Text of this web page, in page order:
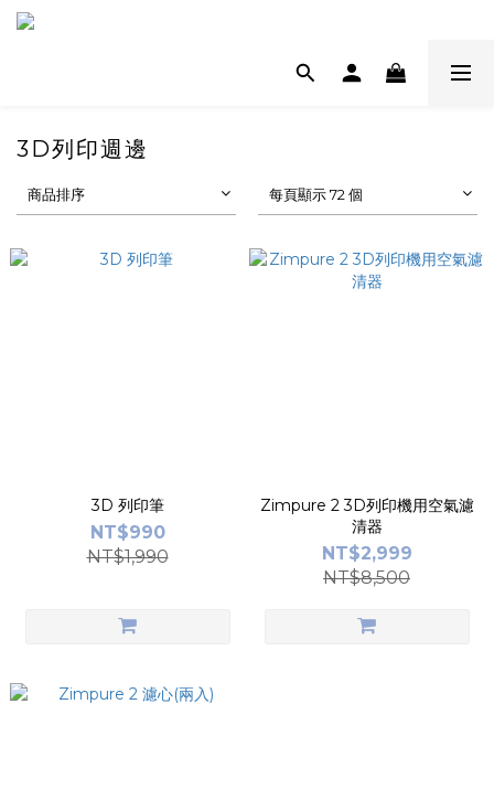
3D列印週邊
商品排序 每頁顯示 72 個
3D 列印筆
NT$990
NT$1,990
Zimpure 2 3D列印機用空氣濾
清器
NT$2,999
NT$8,500